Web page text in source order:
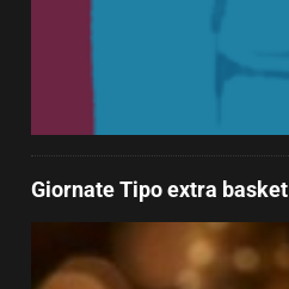
Giornate Tipo extra basket